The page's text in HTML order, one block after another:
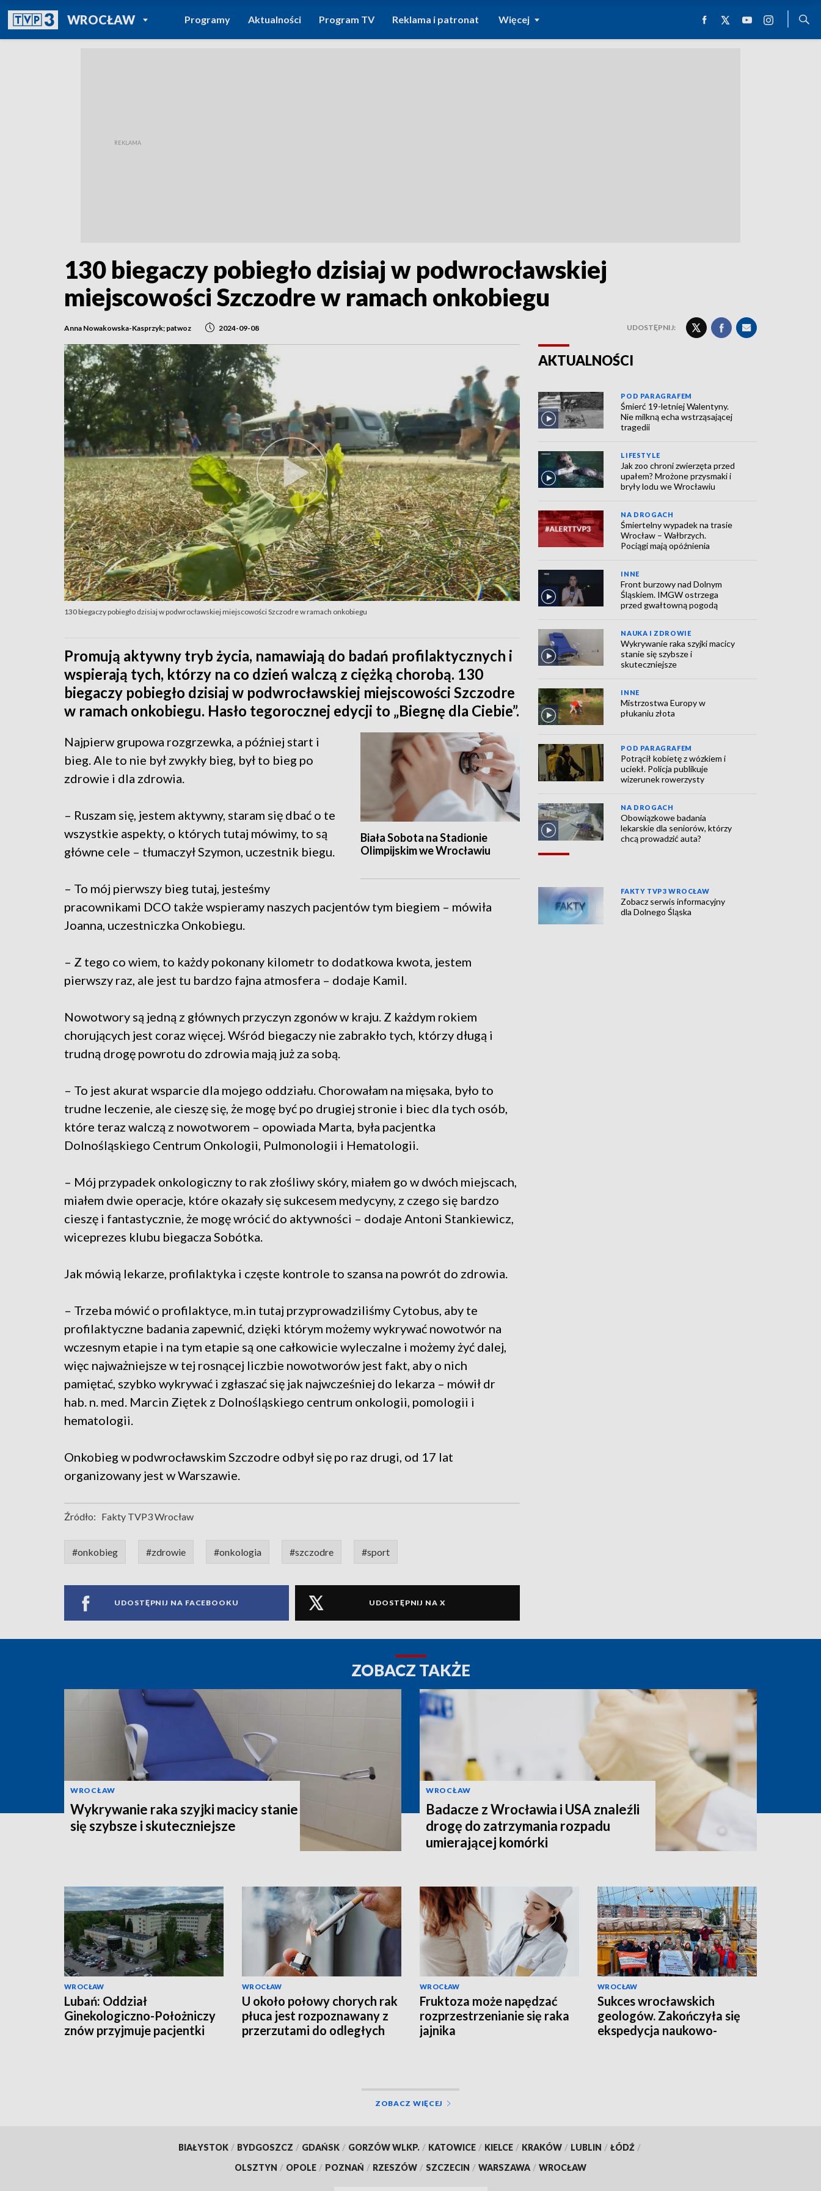
WROCŁAWPOWRÓT DO
TVP REGIONY
Programy Aktualności Program TV Reklama i patronat Więcej
130 biegaczy pobiegło dzisiaj w podwrocławskiej
miejscowości Szczodre w ramach onkobiegu
Anna Nowakowska-Kasprzyk; patwoz 2024-09-08 UDOSTĘPNIJ:
130 biegaczy pobiegło dzisiaj w podwrocławskiej miejscowości Szczodre w ramach onkobiegu
Promują aktywny tryb życia, namawiają do badań profilaktycznych i
wspierają tych, którzy na co dzień walczą z ciężką chorobą. 130
biegaczy pobiegło dzisiaj w podwrocławskiej miejscowości Szczodre
w ramach onkobiegu. Hasło tegorocznej edycji to „Biegnę dla Ciebie”.
Biała Sobota na Stadionie
Olimpijskim we Wrocławiu
Najpierw grupowa rozgrzewka, a później start i
bieg. Ale to nie był zwykły bieg, był to bieg po
zdrowie i dla zdrowia.
– Ruszam się, jestem aktywny, staram się dbać o te
wszystkie aspekty, o których tutaj mówimy, to są
główne cele – tłumaczył Szymon, uczestnik biegu.
– To mój pierwszy bieg tutaj, jesteśmy
pracownikami DCO także wspieramy naszych pacjentów tym biegiem – mówiła
Joanna, uczestniczka Onkobiegu.
– Z tego co wiem, to każdy pokonany kilometr to dodatkowa kwota, jestem
pierwszy raz, ale jest tu bardzo fajna atmosfera – dodaje Kamil.
Nowotwory są jedną z głównych przyczyn zgonów w kraju. Z każdym rokiem
chorujących jest coraz więcej. Wśród biegaczy nie zabrakło tych, którzy długą i
trudną drogę powrotu do zdrowia mają już za sobą.
– To jest akurat wsparcie dla mojego oddziału. Chorowałam na mięsaka, było to
trudne leczenie, ale cieszę się, że mogę być po drugiej stronie i biec dla tych osób,
które teraz walczą z nowotworem – opowiada Marta, była pacjentka
Dolnośląskiego Centrum Onkologii, Pulmonologii i Hematologii.
– Mój przypadek onkologiczny to rak złośliwy skóry, miałem go w dwóch miejscach,
miałem dwie operacje, które okazały się sukcesem medycyny, z czego się bardzo
cieszę i fantastycznie, że mogę wrócić do aktywności – dodaje Antoni Stankiewicz,
wiceprezes klubu biegacza Sobótka.
Jak mówią lekarze, profilaktyka i częste kontrole to szansa na powrót do zdrowia.
– Trzeba mówić o profilaktyce, m.in tutaj przyprowadziliśmy Cytobus, aby te
profilaktyczne badania zapewnić, dzięki którym możemy wykrywać nowotwór na
wczesnym etapie i na tym etapie są one całkowicie wyleczalne i możemy żyć dalej,
więc najważniejsze w tej rosnącej liczbie nowotworów jest fakt, aby o nich
pamiętać, szybko wykrywać i zgłaszać się jak najwcześniej do lekarza – mówił dr
hab. n. med. Marcin Ziętek z Dolnośląskiego centrum onkologii, pomologii i
hematologii.
Onkobieg w podwrocławskim Szczodre odbył się po raz drugi, od 17 lat
organizowany jest w Warszawie.
Źródło: Fakty TVP3 Wrocław
#onkobieg #zdrowie #onkologia #szczodre #sport
UDOSTĘPNIJ NA FACEBOOKU UDOSTĘPNIJ NA X
AKTUALNOŚCI
POD PARAGRAFEM
Śmierć 19-letniej Walentyny.
Nie milkną echa wstrząsającej
tragedii
LIFESTYLE
Jak zoo chroni zwierzęta przed
upałem? Mrożone przysmaki i
bryły lodu we Wrocławiu
NA DROGACH
Śmiertelny wypadek na trasie
Wrocław – Wałbrzych.
Pociągi mają opóźnienia
INNE
Front burzowy nad Dolnym
Śląskiem. IMGW ostrzega
przed gwałtowną pogodą
NAUKA I ZDROWIE
Wykrywanie raka szyjki macicy
stanie się szybsze i
skuteczniejsze
INNE
Mistrzostwa Europy w
płukaniu złota
POD PARAGRAFEM
Potrącił kobietę z wózkiem i
uciekł. Policja publikuje
wizerunek rowerzysty
NA DROGACH
Obowiązkowe badania
lekarskie dla seniorów, którzy
chcą prowadzić auta?
FAKTY TVP3 WROCŁAW
Zobacz serwis informacyjny
dla Dolnego Śląska
ZOBACZ TAKŻE
WROCŁAW
Wykrywanie raka szyjki macicy stanie
się szybsze i skuteczniejsze
WROCŁAW
Badacze z Wrocławia i USA znaleźli
drogę do zatrzymania rozpadu
umierającej komórki
WROCŁAW
Lubań: Oddział
Ginekologiczno-Położniczy
znów przyjmuje pacjentki
WROCŁAW
U około połowy chorych rak
płuca jest rozpoznawany z
przerzutami do odległych
WROCŁAW
Fruktoza może napędzać
rozprzestrzenianie się raka
jajnika
WROCŁAW
Sukces wrocławskich
geologów. Zakończyła się
ekspedycja naukowo-
ZOBACZ WIĘCEJ
BIAŁYSTOK / BYDGOSZCZ / GDAŃSK / GORZÓW WLKP. / KATOWICE / KIELCE / KRAKÓW / LUBLIN / ŁÓDŹ /
OLSZTYN / OPOLE / POZNAŃ / RZESZÓW / SZCZECIN / WARSZAWA / WROCŁAW